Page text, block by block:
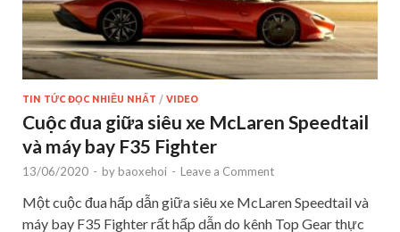
TIN TỨC ĐỌC NHIỀU NHẤT / VIDEO
Cuộc đua giữa siêu xe McLaren Speedtail
và máy bay F35 Fighter
13/06/2020 - by baoxehoi - Leave a Comment
Một cuộc đua hấp dẫn giữa siêu xe McLaren Speedtail và
máy bay F35 Fighter rất hấp dẫn do kênh Top Gear thực